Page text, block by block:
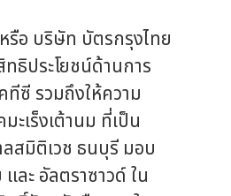
อ บริษัท บัตรกรุงไทย
ธิประโยชน์ด้านการ
ซี รวมถึงให้ความ
เร็งเต้านม ที่เป็น
สมิติเวช ธนบุรี มอบ
ละ อัลตราซาวด์ ใน